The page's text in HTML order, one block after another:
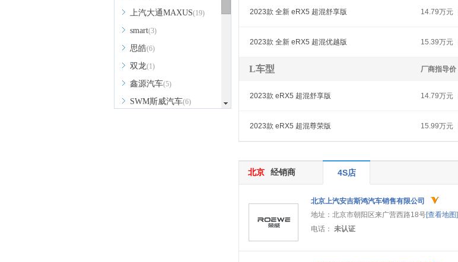
上汽大通MAXUS(19)
smart(3)
思皓(6)
双龙(1)
鑫源汽车(5)
SWM斯威汽车(6)
2023款 全新 eRX5 超混舒享版 14.79万元
2023款 全新 eRX5 超混优越版 15.39万元
L车型 厂商指导价
2023款 eRX5 超混舒享版 14.79万元
2023款 eRX5 超混尊荣版 15.99万元
北京 经销商 4S店
北京上汽安吉斯鸿汽车销售有限公司
地址： 北京市朝阳区来广营西路18号[查看地图]
电话： 未认证